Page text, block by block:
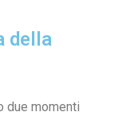
della
due momenti